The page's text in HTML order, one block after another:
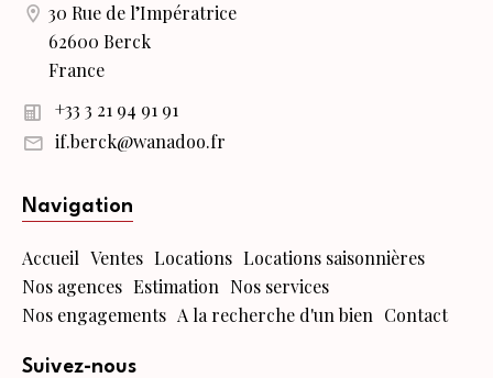
30 Rue de l’Impératrice
62600 Berck
France
+33 3 21 94 91 91
if.berck@wanadoo.fr
Navigation
Accueil Ventes Locations Locations saisonnières
Nos agences Estimation Nos services
Nos engagements A la recherche d'un bien Contact
Suivez-nous